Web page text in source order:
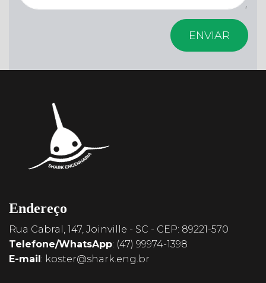
Endereço
Rua Cabral, 147, Joinville - SC - CEP: 89221-570
Telefone/WhatsApp: (47) 99974-1398
E-mail: koster@shark.eng.br